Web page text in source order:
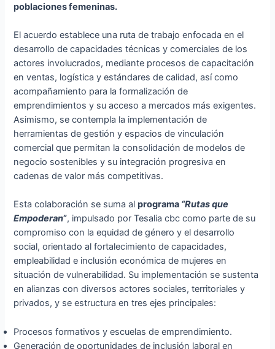
poblaciones femeninas.
El acuerdo establece una ruta de trabajo enfocada en el
desarrollo de capacidades técnicas y comerciales de los
actores involucrados, mediante procesos de capacitación
en ventas, logística y estándares de calidad, así como
acompañamiento para la formalización de
emprendimientos y su acceso a mercados más exigentes.
Asimismo, se contempla la implementación de
herramientas de gestión y espacios de vinculación
comercial que permitan la consolidación de modelos de
negocio sostenibles y su integración progresiva en
cadenas de valor más competitivas.
Esta colaboración se suma alprograma “Rutas que
Empoderan”, impulsado por Tesalia cbc como parte de su
compromiso con la equidad de género y el desarrollo
social, orientado al fortalecimiento de capacidades,
empleabilidad e inclusión económica de mujeres en
situación de vulnerabilidad. Su implementación se sustenta
en alianzas con diversos actores sociales, territoriales y
privados, y se estructura en tres ejes principales:
Procesos formativos y escuelas de emprendimiento.
Generación de oportunidades de inclusión laboral en